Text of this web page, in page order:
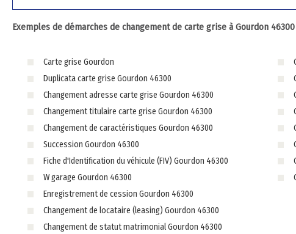
Exemples de démarches de changement de carte grise à Gourdon
Carte grise Gourdon
Duplicata carte grise Gourdon 46300
Changement adresse carte grise Gourdon 46300
Changement titulaire carte grise Gourdon 46300
Changement de caractéristiques Gourdon 46300
Succession Gourdon 46300
Fiche d'Identification du véhicule (FIV) Gourdon 46300
W garage Gourdon 46300
Enregistrement de cession Gourdon 46300
Changement de locataire (leasing) Gourdon 46300
Changement de statut matrimonial Gourdon 46300